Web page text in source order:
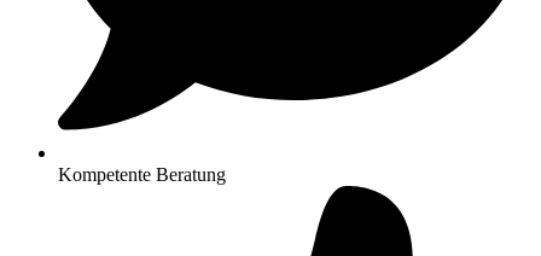
Kompetente Beratung